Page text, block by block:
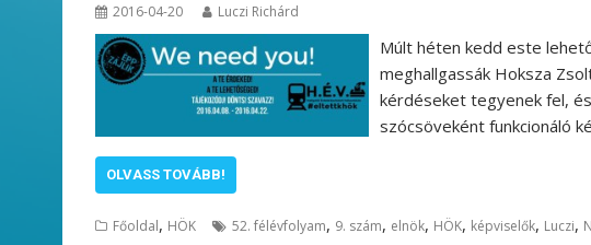
2016-04-20 Luczi Richárd
Múlt héten kedd este
meghallgassák Hoksza
kérdéseket tegyenek fel,
szócsöveként funkcionáló
OLVASS TOVÁBB!
Főoldal, HÖK 52. félévfolyam, 9. szám, elnök, HÖK, képviselők, Luczi,